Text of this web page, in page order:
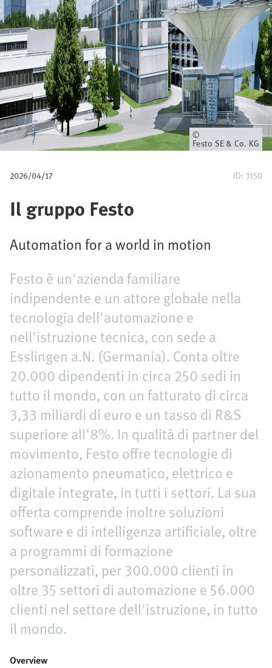
e
d
i
p
a
n
e
Proprietario
Festo SE & Co. KG
2026/04/17 ID: 3150
Il gruppo Festo
Automation for a world in motion
Festo è un'azienda familiare
indipendente e un attore globale nella
tecnologia dell'automazione e
nell'istruzione tecnica, con sede a
Esslingen a.N. (Germania). Conta oltre
20.000 dipendenti in circa 250 sedi in
tutto il mondo, con un fatturato di circa
3,33 miliardi di euro e un tasso di R&S
superiore all'8%. In qualità di partner del
movimento, Festo offre tecnologie di
azionamento pneumatico, elettrico e
digitale integrate, in tutti i settori. La sua
offerta comprende inoltre soluzioni
software e di intelligenza artificiale, oltre
a programmi di formazione
personalizzati, per 300.000 clienti in
oltre 35 settori di automazione e 56.000
clienti nel settore dell'istruzione, in tutto
il mondo.
Overview